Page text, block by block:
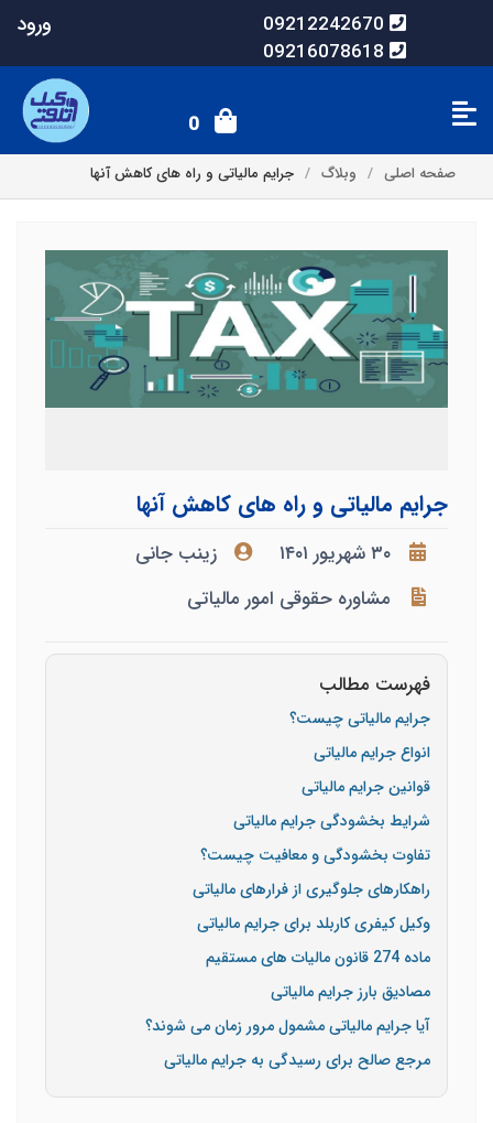
09212242670
09216078618
ورود
0
صفحه اصلی وبلاگ جرایم مالیاتی و راه های کاهش آنها
جرایم مالیاتی و راه های کاهش آنها
۳۰ شهریور ۱۴۰۱
زینب جانی
مشاوره حقوقی امور مالیاتی
فهرست مطالب
جرایم مالیاتی چیست؟
انواع جرایم مالیاتی
قوانین جرایم مالیاتی
شرایط بخشودگی جرایم مالیاتی
تفاوت بخشودگی و معافیت چیست؟
راهکارهای جلوگیری از فرارهای مالیاتی
وکیل کیفری کاربلد برای جرایم مالیاتی
ماده 274 قانون مالیات های مستقیم
مصادیق بارز جرایم مالیاتی
آیا جرایم مالیاتی مشمول مرور زمان می شوند؟
مرجع صالح برای رسیدگی به جرایم مالیاتی